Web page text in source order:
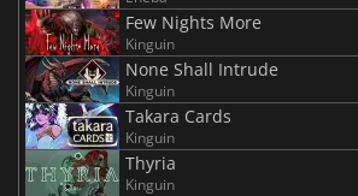
Few Nights More
Kinguin
None Shall Intrude
Kinguin
Takara Cards
Kinguin
Thyria
Kinguin